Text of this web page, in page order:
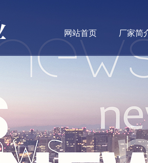
网站首页 厂家简